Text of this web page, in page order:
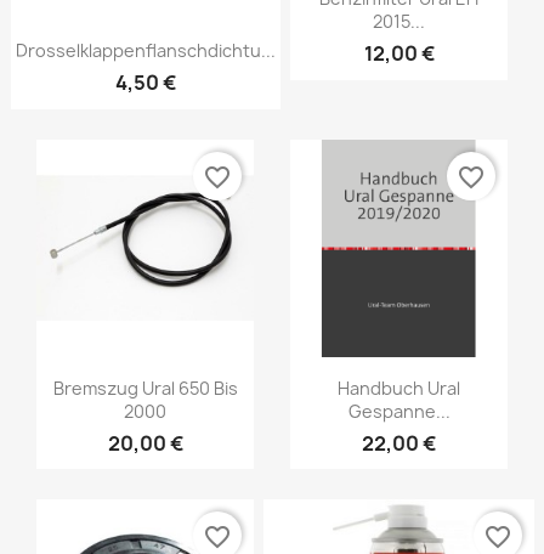
Drosselklappenflanschdichtu...
4,50 €
2015...
12,00 €
Bremszug Ural 650 Bis
2000
20,00 €
favorite_border
Handbuch Ural
Gespanne...
22,00 €
favorite_border
favorite_border favorite_border